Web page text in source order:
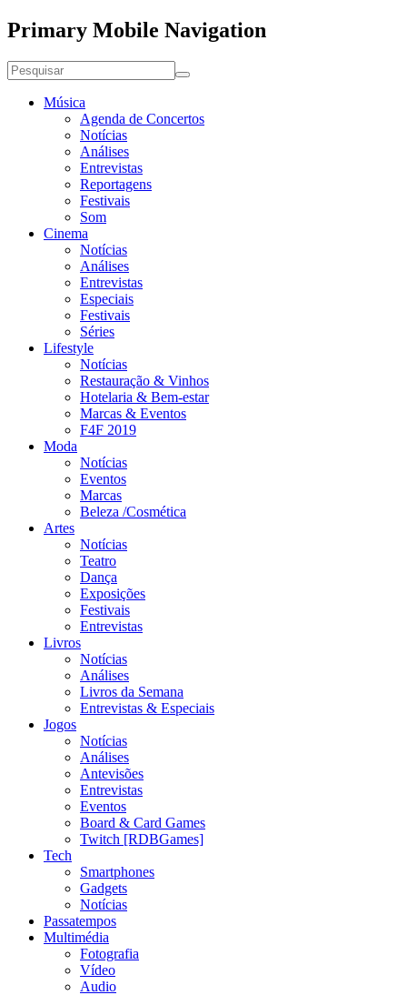
Primary Mobile Navigation
Música
Agenda de Concertos
Notícias
Análises
Entrevistas
Reportagens
Festivais
Som
Cinema
Notícias
Análises
Entrevistas
Especiais
Festivais
Séries
Lifestyle
Notícias
Restauração & Vinhos
Hotelaria & Bem-estar
Marcas & Eventos
F4F 2019
Moda
Notícias
Eventos
Marcas
Beleza /Cosmética
Artes
Notícias
Teatro
Dança
Exposições
Festivais
Entrevistas
Livros
Notícias
Análises
Livros da Semana
Entrevistas & Especiais
Jogos
Notícias
Análises
Antevisões
Entrevistas
Eventos
Board & Card Games
Twitch [RDBGames]
Tech
Smartphones
Gadgets
Notícias
Passatempos
Multimédia
Fotografia
Vídeo
Audio